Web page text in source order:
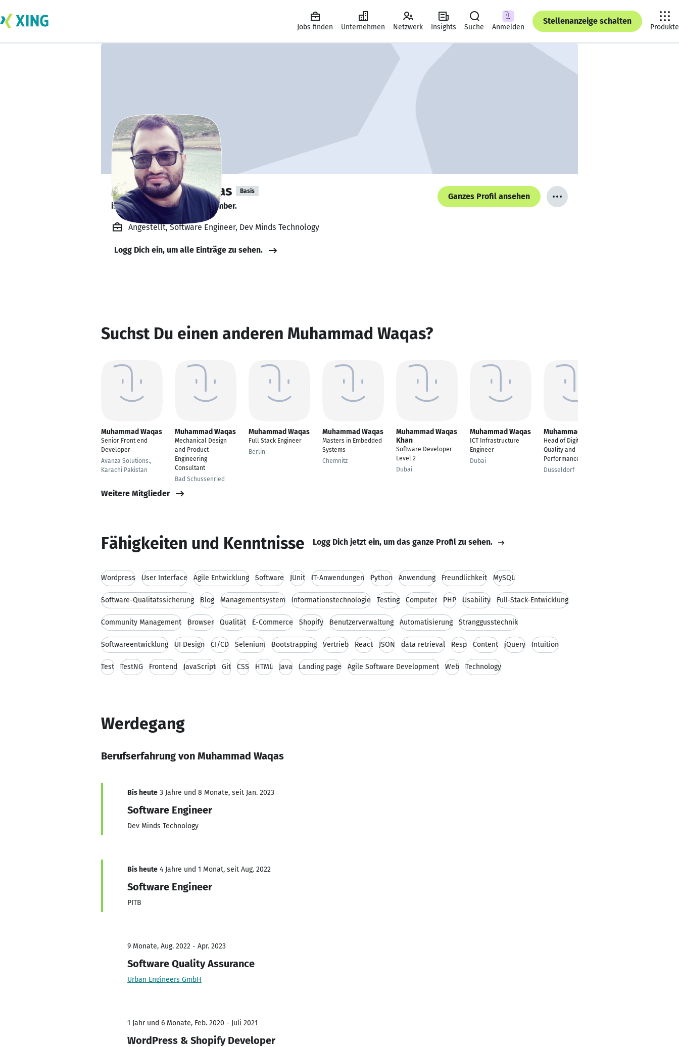
Jobs finden Unternehmen Netzwerk Insights Suche Anmelden
Stellenanzeige schalten
Produkte
Muhammad Waqas Basis
is looking for a new team member.
Ganzes Profil ansehen
Angestellt, Software Engineer, Dev Minds Technology
Logg Dich ein, um alle Einträge zu sehen.
Suchst Du einen anderen Muhammad Waqas?
Muhammad Waqas
Senior Front end
Developer
Avanza Solutions.,
Karachi Pakistan
Muhammad Waqas
Mechanical Design
and Product
Engineering
Consultant
Bad Schussenried
Muhammad Waqas
Full Stack Engineer
Berlin
Muhammad Waqas
Masters in Embedded
Systems
Chemnitz
Muhammad Waqas
Khan
Software Developer
Level 2
Dubai
Muhammad Waqas
ICT Infrastructure
Engineer
Dubai
Muhammad Waqas
Head of Digitalization,
Quality and
Performance
Düsseldorf
Weitere Mitglieder
Fähigkeiten und Kenntnisse Logg Dich jetzt ein, um das ganze Profil zu sehen.
Wordpress User Interface Agile Entwicklung Software JUnit IT-Anwendungen Python Anwendung Freundlichkeit MySQL
Software-Qualitätssicherung Blog Managementsystem Informationstechnologie Testing Computer PHP Usability Full-Stack-Entwicklung
Community Management Browser Qualität E-Commerce Shopify Benutzerverwaltung Automatisierung Stranggusstechnik
Softwareentwicklung UI Design CI/CD Selenium Bootstrapping Vertrieb React JSON data retrieval Resp Content jQuery Intuition
Test TestNG Frontend JavaScript Git CSS HTML Java Landing page Agile Software Development Web Technology
Werdegang
Berufserfahrung von Muhammad Waqas
Bis heute 3 Jahre und 8 Monate, seit Jan. 2023
Software Engineer
Dev Minds Technology
Bis heute 4 Jahre und 1 Monat, seit Aug. 2022
Software Engineer
PITB
9 Monate, Aug. 2022 - Apr. 2023
Software Quality Assurance
Urban Engineers GmbH
1 Jahr und 6 Monate, Feb. 2020 - Juli 2021
WordPress & Shopify Developer